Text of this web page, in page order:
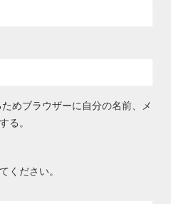
めブラウザーに自分の名前、メ
る。
ください。